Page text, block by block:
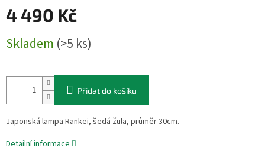
4 490 Kč
cena:
Skladem (>5 ks)
Přidat do košíku
Japonská lampa Rankei, šedá žula, průměr 30cm.
Detailní informace